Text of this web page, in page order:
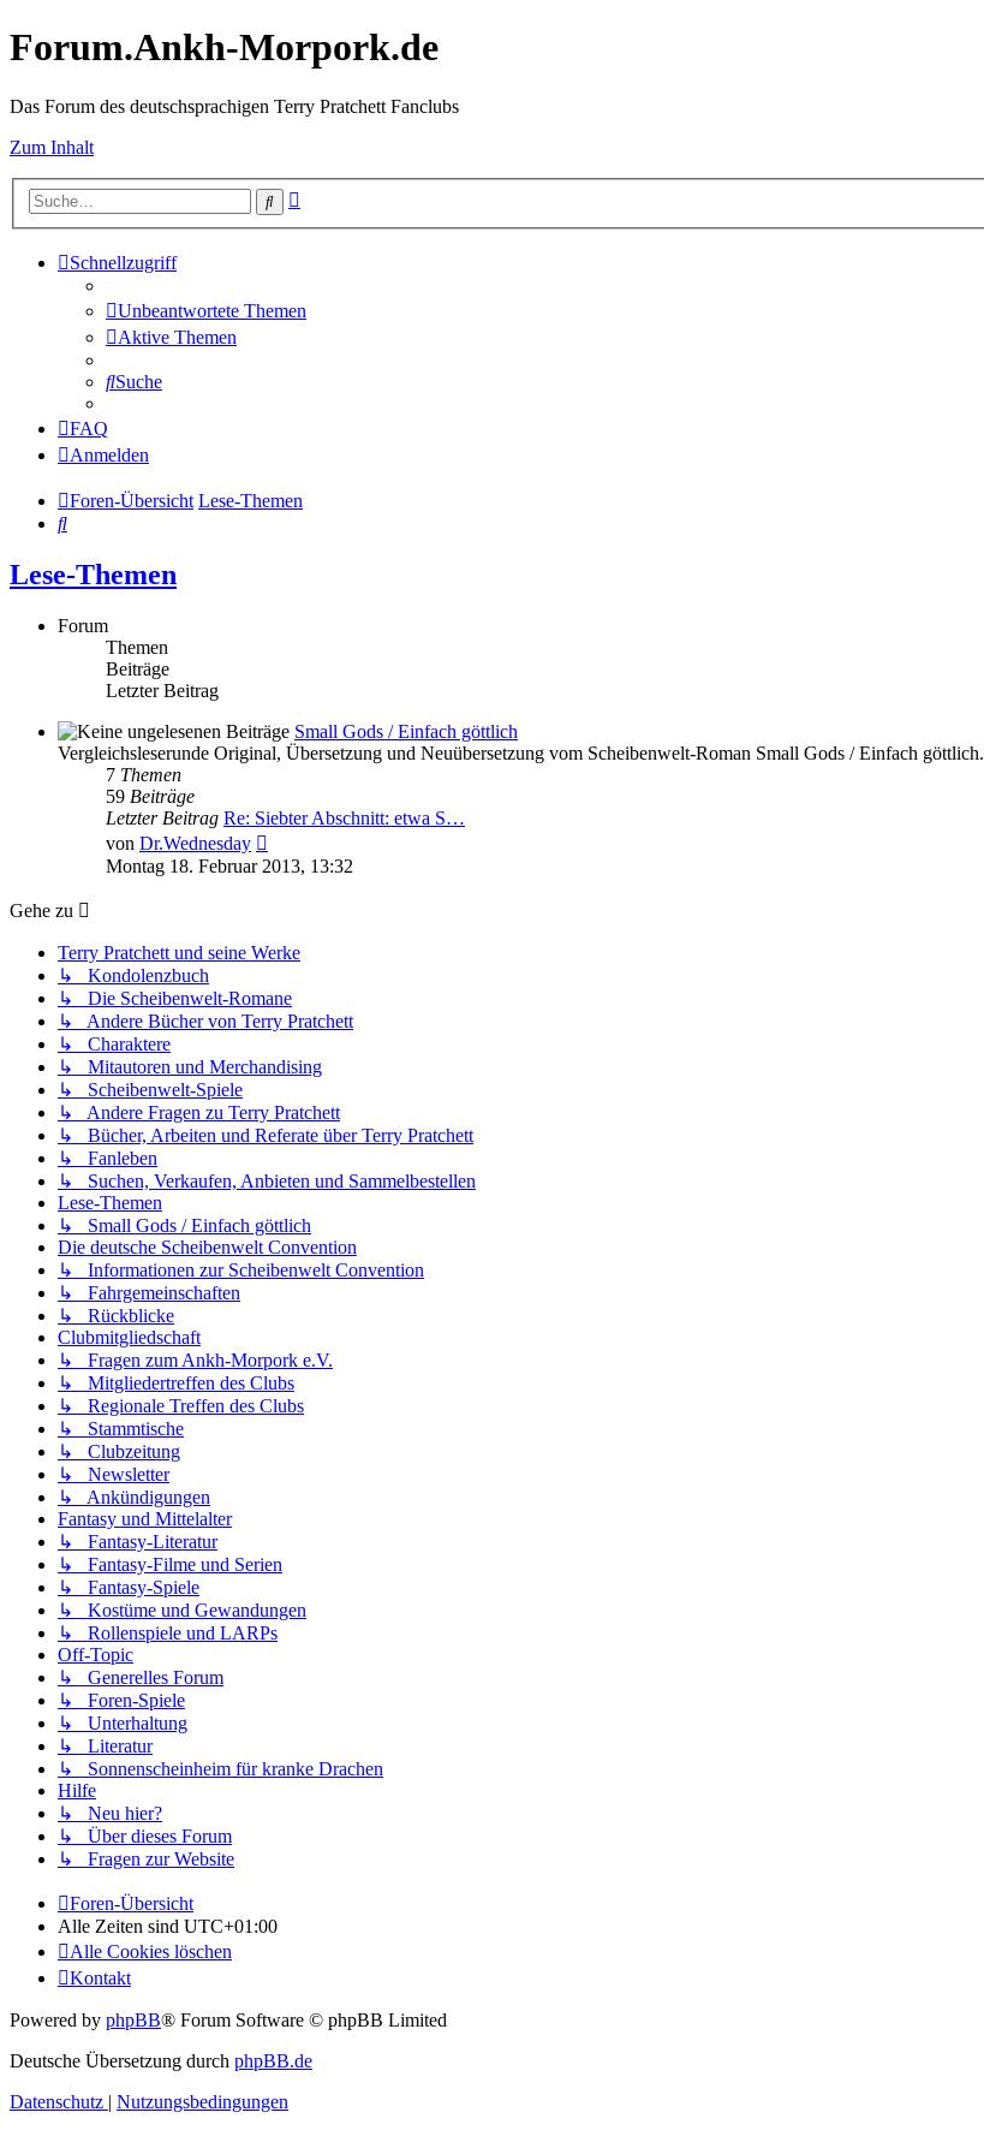
Forum.Ankh-Morpork.de
Das Forum des deutschsprachigen Terry Pratchett Fanclubs
Zum Inhalt
Suche
Schnellzugriff
Unbeantwortete Themen
Aktive Themen
Suche
FAQ
Anmelden
Foren-Übersicht Lese-Themen
Suche
Lese-Themen
Forum
Themen
Beiträge
Letzter Beitrag
Small Gods / Einfach göttlich
Vergleichsleserunde Original, Übersetzung und Neuübersetzung vom Scheibenwelt-Roman Small Gods / Einfach göttlich.
7 Themen
59 Beiträge
Letzter Beitrag Re: Siebter Abschnitt: etwa S…
von Dr.Wednesday
Beitrag
Montag 18. Februar 2013, 13:32
Gehe zu
Terry Pratchett und seine Werke
↳ Kondolenzbuch
↳ Die Scheibenwelt-Romane
↳ Andere Bücher von Terry Pratchett
↳ Charaktere
↳ Mitautoren und Merchandising
↳ Scheibenwelt-Spiele
↳ Andere Fragen zu Terry Pratchett
↳ Bücher, Arbeiten und Referate über Terry Pratchett
↳ Fanleben
↳ Suchen, Verkaufen, Anbieten und Sammelbestellen
Lese-Themen
↳ Small Gods / Einfach göttlich
Die deutsche Scheibenwelt Convention
↳ Informationen zur Scheibenwelt Convention
↳ Fahrgemeinschaften
↳ Rückblicke
Clubmitgliedschaft
↳ Fragen zum Ankh-Morpork e.V.
↳ Mitgliedertreffen des Clubs
↳ Regionale Treffen des Clubs
↳ Stammtische
↳ Clubzeitung
↳ Newsletter
↳ Ankündigungen
Fantasy und Mittelalter
↳ Fantasy-Literatur
↳ Fantasy-Filme und Serien
↳ Fantasy-Spiele
↳ Kostüme und Gewandungen
↳ Rollenspiele und LARPs
Off-Topic
↳ Generelles Forum
↳ Foren-Spiele
↳ Unterhaltung
↳ Literatur
↳ Sonnenscheinheim für kranke Drachen
Hilfe
↳ Neu hier?
↳ Über dieses Forum
↳ Fragen zur Website
Foren-Übersicht
Alle Zeiten sind UTC+01:00
Alle Cookies löschen
Kontakt
Powered by phpBB® Forum Software © phpBB Limited
Deutsche Übersetzung durch phpBB.de
Datenschutz | Nutzungsbedingungen